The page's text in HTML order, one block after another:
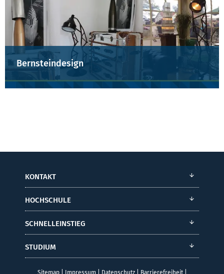
Bernsteindesign
KONTAKT
HOCHSCHULE
SCHNELLEINSTIEG
STUDIUM
Sitemap| Impressum| Datenschutz| Barrierefreiheit|